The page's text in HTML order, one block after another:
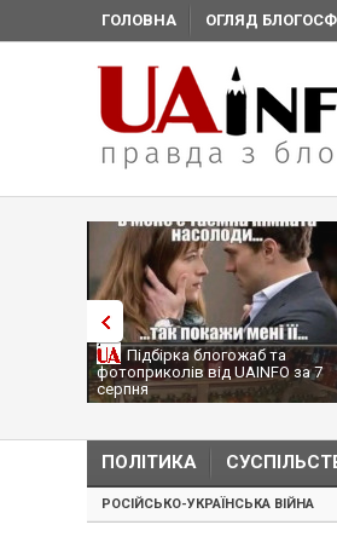
ГОЛОВНА ОГЛЯД
Підбірка блогожаб та
фотоприколів від UAINFO за 7
серпня
ПОЛІТИКА
РОСІЙСЬКО-УКРАЇНСЬКА ВІЙНА